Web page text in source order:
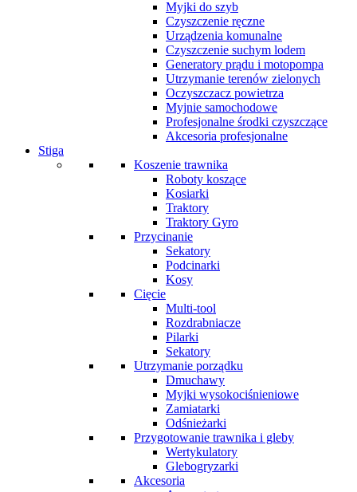
Myjki do szyb
Czyszczenie ręczne
Urządzenia komunalne
Czyszczenie suchym lodem
Generatory prądu i motopompa
Utrzymanie terenów zielonych
Oczyszczacz powietrza
Myjnie samochodowe
Profesjonalne środki czyszczące
Akcesoria profesjonalne
Stiga
Koszenie trawnika
Roboty koszące
Kosiarki
Traktory
Traktory Gyro
Przycinanie
Sekatory
Podcinarki
Kosy
Cięcie
Multi-tool
Rozdrabniacze
Pilarki
Sekatory
Utrzymanie porządku
Dmuchawy
Myjki wysokociśnieniowe
Zamiatarki
Odśnieżarki
Przygotowanie trawnika i gleby
Wertykulatory
Glebogryzarki
Akcesoria